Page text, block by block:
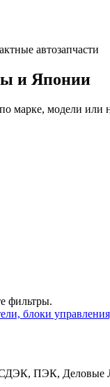
и Японии
марке, модели или
фильтры.
ПЭК,